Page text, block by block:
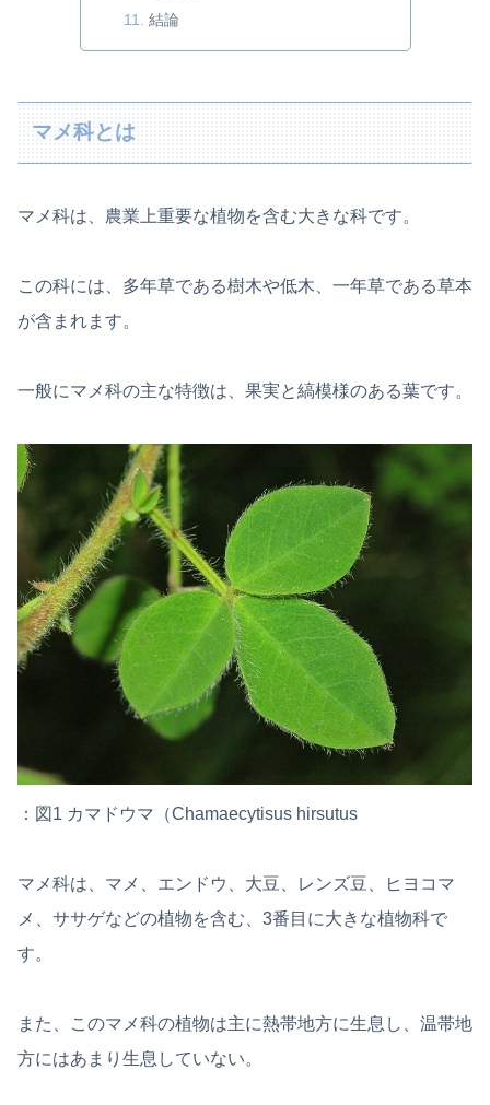
結論
マメ科とは
マメ科は、農業上重要な植物を含む大きな科です。
この科には、多年草である樹木や低木、一年草である草本
が含まれます。
一般にマメ科の主な特徴は、果実と縞模様のある葉です。
：図1 カマドウマ（Chamaecytisus hirsutus
マメ科は、マメ、エンドウ、大豆、レンズ豆、ヒヨコマ
メ、ササゲなどの植物を含む、3番目に大きな植物科で
す。
また、このマメ科の植物は主に熱帯地方に生息し、温帯地
方にはあまり生息していない。